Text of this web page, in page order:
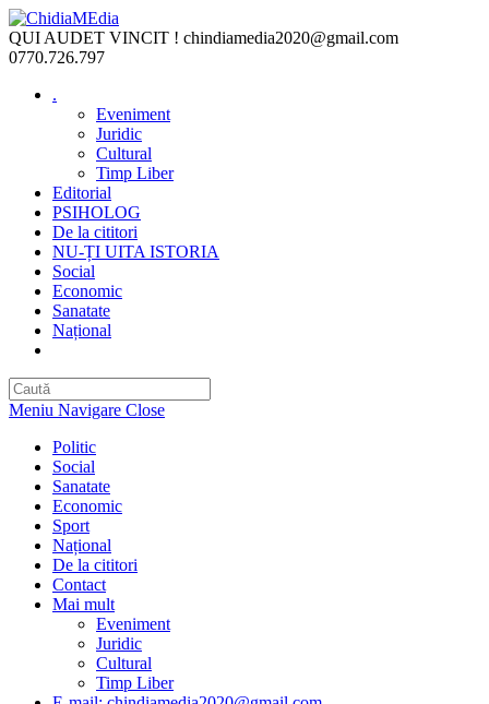
Skip
to
content
QUI AUDET VINCIT ! chindiamedia2020@gmail.com
0770.726.797
.
Eveniment
Juridic
Cultural
Timp Liber
Editorial
PSIHOLOG
De la cititori
NU-ȚI UITA ISTORIA
Social
Economic
Sanatate
Național
Meniu Navigare Close
Politic
Social
Sanatate
Economic
Sport
Național
De la cititori
Contact
Mai mult
Eveniment
Juridic
Cultural
Timp Liber